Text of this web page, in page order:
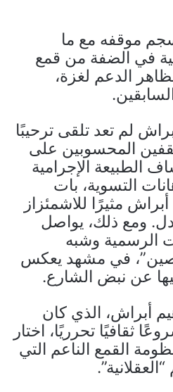
موقفه مع ما
في الضفة من قمع
الدعم لغزة،
لم تعد تلقى ترحيبًا
المحسوبين على
الطبيعة الإجرامية
التسوية، بات
مثيرًا للاشمئزاز
ومع ذلك، يواصل
الرسمية وشبه
في مشهد يعكس
عن نبض الشارع.
أبراش، الذي كان
ثقافيًا تحرريًا، اختار
القمع الناعم التي